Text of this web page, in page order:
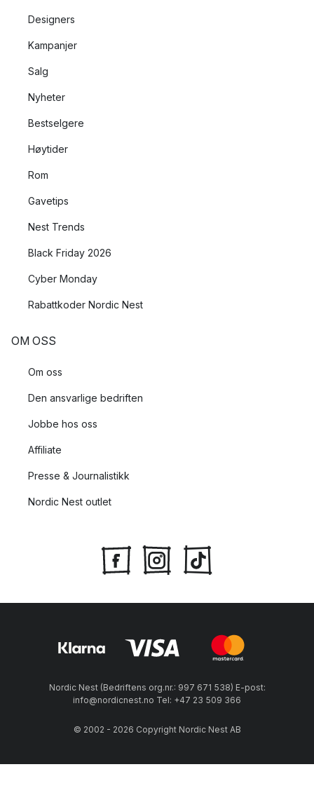
Designers
Kampanjer
Salg
Nyheter
Bestselgere
Høytider
Rom
Gavetips
Nest Trends
Black Friday 2026
Cyber Monday
Rabattkoder Nordic Nest
OM OSS
Om oss
Den ansvarlige bedriften
Jobbe hos oss
Affiliate
Presse & Journalistikk
Nordic Nest outlet
Nordic Nest (Bedriftens org.nr.: 997 671 538) E-post:
info@nordicnest.no Tel: +47 23 509 366
© 2002 - 2026 Copyright Nordic Nest AB